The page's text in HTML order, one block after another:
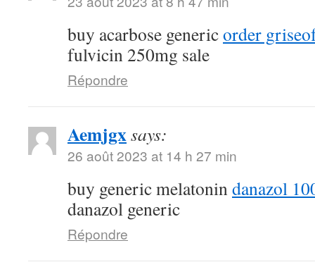
buy acarbose genericorder
fulvicin 250mg sale
Répondre
Aemjgxsays:
26 août 2023 at 14 h 27 min
buy generic melatonindanazol
danazol generic
Répondre